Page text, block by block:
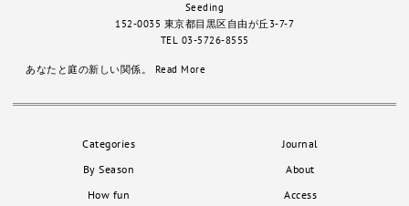
あなたと庭の新しい関係。 Read More
Seeding
152-0035 東京都目黒区自由が丘3-7-7
TEL 03-5726-8555
Categories
By Season
How fun
Journal
About
Access